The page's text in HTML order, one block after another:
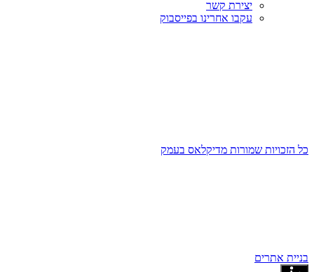
יצירת קשר
עקבו אחרינו בפייסבוק
כל הזכויות שמורות מדיקלאס בעמק
בניית אתרים